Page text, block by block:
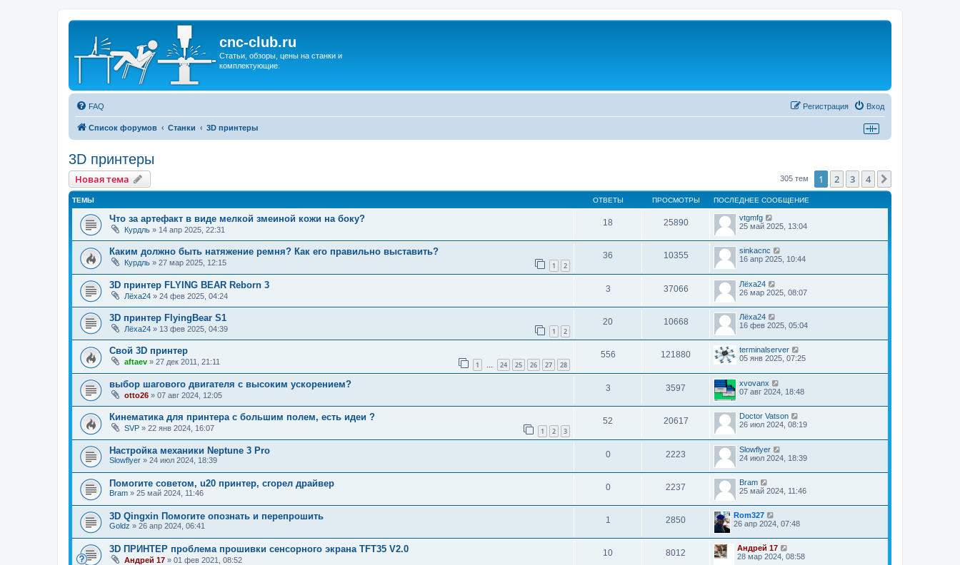
cnc-club.ru
Статьи, обзоры, цены на станки и
комплектующие.
FAQ Вход
Регистрация
Список форумов Станки 3D принтеры
3D принтеры
Новая тема 305 тем 1 2 3 4
ТЕМЫ ОТВЕТЫ ПРОСМОТРЫ ПОСЛЕДНЕЕ СООБЩЕНИЕ
Что за артефакт в виде мелкой змеиной кожи на боку?
Курдль » 14 апр 2025, 22:31
18 25890
vtgmfg
25 май 2025, 13:04
Каким должно быть натяжение ремня? Как его правильно выставить?
Курдль » 27 мар 2025, 12:15 1 2
36 10355
sinkacnc
16 апр 2025, 10:44
3D принтер FLYING BEAR Reborn 3
Лёха24 » 24 фев 2025, 04:24
3 37066
Лёха24
26 мар 2025, 08:07
3D принтер FlyingBear S1
Лёха24 » 13 фев 2025, 04:39 1 2
20 10668
Лёха24
16 фев 2025, 05:04
Свой 3D принтер
aftaev » 27 дек 2011, 21:11 1 … 24 25 26 27 28
556 121880
terminalserver
05 янв 2025, 07:25
выбор шагового двигателя с высоким ускорением?
otto26 » 07 авг 2024, 12:05
3 3597
xvovanx
07 авг 2024, 18:48
Кинематика для принтера с большим полем, есть идеи ?
SVP » 22 янв 2024, 16:07 1 2 3
52 20617
Doctor Vatson
26 июл 2024, 08:19
Настройка механики Neptune 3 Pro
Slowflyer » 24 июл 2024, 18:39
0 2223
Slowflyer
24 июл 2024, 18:39
Помогите советом, u20 принтер, сгорел драйвер
Bram » 25 май 2024, 11:46
0 2237
Bram
25 май 2024, 11:46
3D Qingxin Помогите опознать и перепрошить
Goldz » 26 апр 2024, 06:41
1 2850
Rom327
26 апр 2024, 07:48
3D ПРИНТЕР проблема прошивки сенсорного экрана TFT35 V2.0
Андрей 17 » 01 фев 2021, 08:52
10 8012
Андрей 17
28 мар 2024, 08:58